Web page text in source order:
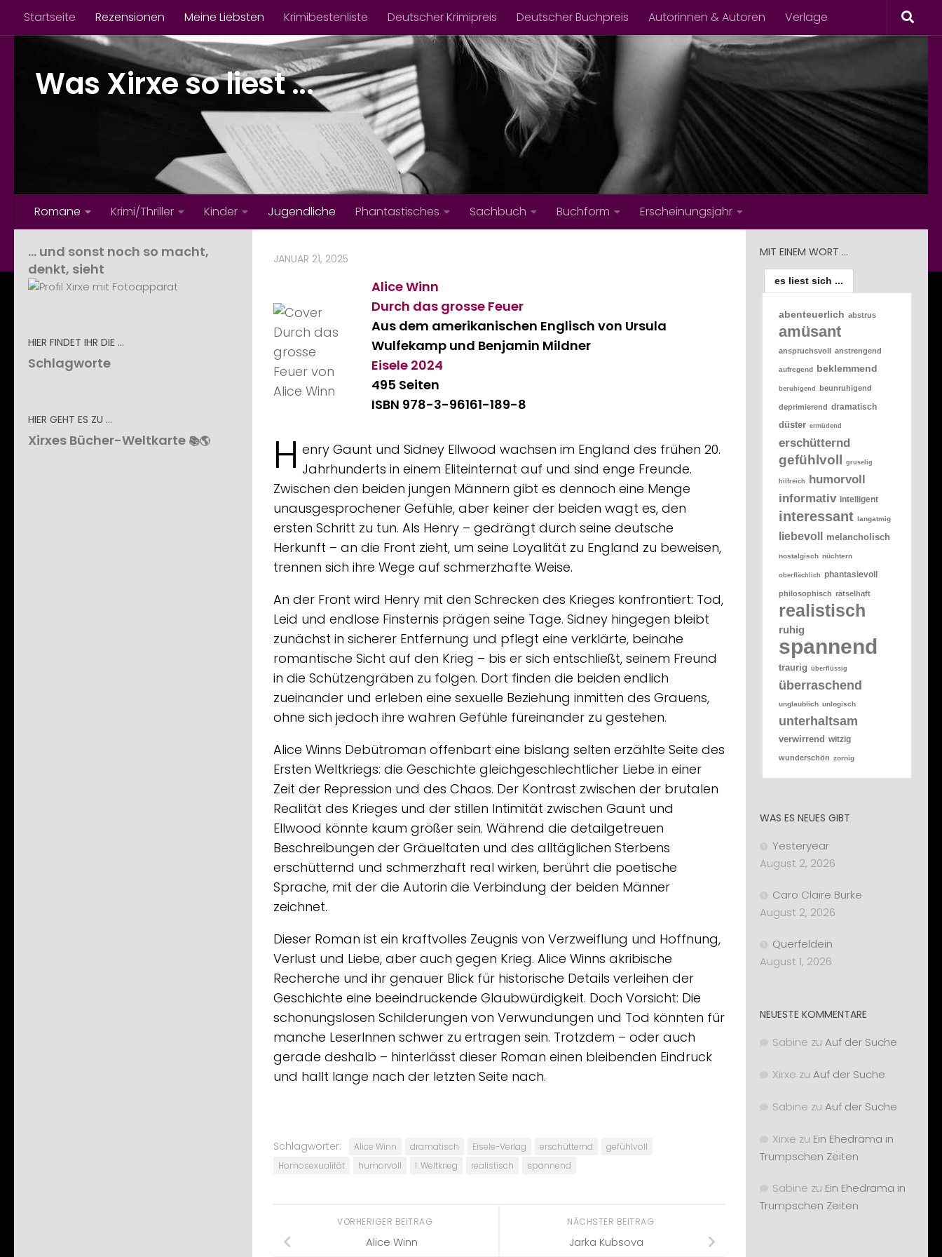
Zum Inhalt springen
Startseite Rezensionen Meine Liebsten Krimibestenliste Deutscher Krimipreis Deutscher Buchpreis Autorinnen & Autoren Verlage
Was Xirxe so liest ...
Romane Krimi/Thriller Kinder Jugendliche Phantastisches Sachbuch Buchform Erscheinungsjahr
JANUAR 21, 2025
Alice Winn
Durch das grosse Feuer
Aus dem amerikanischen Englisch von Ursula
Wulfekamp und Benjamin Mildner
Eisele 2024
495 Seiten
ISBN 978-3-96161-189-8
H enry Gaunt und Sidney Ellwood wachsen im England des frühen 20.
Jahrhunderts in einem Eliteinternat auf und sind enge Freunde.
Zwischen den beiden jungen Männern gibt es dennoch eine Menge
unausgesprochener Gefühle, aber keiner der beiden wagt es, den
ersten Schritt zu tun. Als Henry – gedrängt durch seine deutsche
Herkunft – an die Front zieht, um seine Loyalität zu England zu beweisen,
trennen sich ihre Wege auf schmerzhafte Weise.
An der Front wird Henry mit den Schrecken des Krieges konfrontiert: Tod,
Leid und endlose Finsternis prägen seine Tage. Sidney hingegen bleibt
zunächst in sicherer Entfernung und pflegt eine verklärte, beinahe
romantische Sicht auf den Krieg – bis er sich entschließt, seinem Freund
in die Schützengräben zu folgen. Dort finden die beiden endlich
zueinander und erleben eine sexuelle Beziehung inmitten des Grauens,
ohne sich jedoch ihre wahren Gefühle füreinander zu gestehen.
Alice Winns Debütroman offenbart eine bislang selten erzählte Seite des
Ersten Weltkriegs: die Geschichte gleichgeschlechtlicher Liebe in einer
Zeit der Repression und des Chaos. Der Kontrast zwischen der brutalen
Realität des Krieges und der stillen Intimität zwischen Gaunt und
Ellwood könnte kaum größer sein. Während die detailgetreuen
Beschreibungen der Gräueltaten und des alltäglichen Sterbens
erschütternd und schmerzhaft real wirken, berührt die poetische
Sprache, mit der die Autorin die Verbindung der beiden Männer
zeichnet.
Dieser Roman ist ein kraftvolles Zeugnis von Verzweiflung und Hoffnung,
Verlust und Liebe, aber auch gegen Krieg. Alice Winns akribische
Recherche und ihr genauer Blick für historische Details verleihen der
Geschichte eine beeindruckende Glaubwürdigkeit. Doch Vorsicht: Die
schonungslosen Schilderungen von Verwundungen und Tod könnten für
manche LeserInnen schwer zu ertragen sein. Trotzdem – oder auch
gerade deshalb – hinterlässt dieser Roman einen bleibenden Eindruck
und hallt lange nach der letzten Seite nach.
Schlagwörter: Alice Winn dramatisch Eisele-Verlag erschütternd
gefühlvoll
Homosexualität
humorvoll I. Weltkrieg realistisch spannend
NÄCHSTER BEITRAG
Jarka Kubsova
VORHERIGER BEITRAG
Alice Winn
… und sonst noch so macht,
denkt, sieht
HIER FINDET IHR DIE …
Schlagworte
HIER GEHT ES ZU …
Xirxes Bücher-Weltkarte 📚🌎
MIT EINEM WORT …
es liest sich ...
abenteuerlich abstrus
amüsant
anspruchsvoll anstrengend
aufregend beklemmend
beruhigend beunruhigend
deprimierend dramatisch
düster ermüdend
erschütternd
gefühlvoll gruselig
hilfreich
humorvoll
informativ intelligent
interessant langatmig
liebevoll melancholisch
nostalgisch nüchtern
oberflächlich phantasievoll
philosophisch rätselhaft
realistisch
ruhig
spannend
traurig überflüssig
überraschend
unglaublich unlogisch
unterhaltsam
verwirrend witzig
wunderschön zornig
WAS ES NEUES GIBT
Yesteryear
August 2, 2026
Caro Claire Burke
August 2, 2026
Querfeldein
August 1, 2026
NEUESTE KOMMENTARE
Sabine zu Auf der Suche
Xirxe zu Auf der Suche
Sabine zu Auf der Suche
Xirxe zu Ein Ehedrama in
Trumpschen Zeiten
Sabine zu Ein Ehedrama in
Trumpschen Zeiten